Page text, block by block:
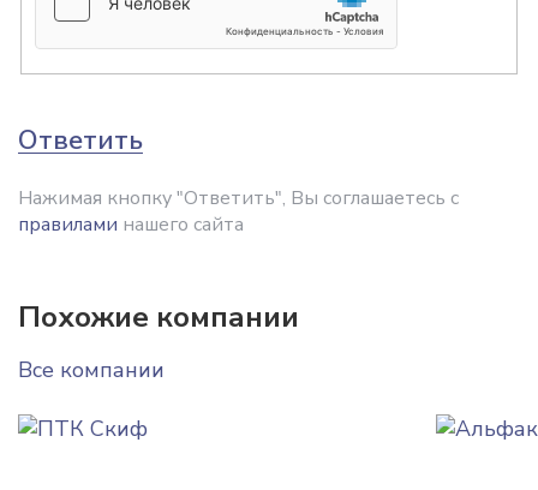
Ответить
Нажимая кнопку "Ответить", Вы соглашаетесь с
правилами нашего сайта
Похожие компании
Все компании